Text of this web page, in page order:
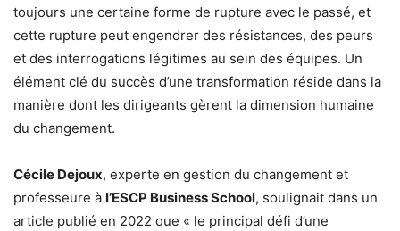
toujours une certaine forme de rupture avec le passé, et
cette rupture peut engendrer des résistances, des peurs
et des interrogations légitimes au sein des équipes. Un
élément clé du succès d’une transformation réside dans la
manière dont les dirigeants gèrent la dimension humaine
du changement.
Cécile Dejoux, experte en gestion du changement et
professeure à l’ESCP Business School, soulignait dans un
article publié en 2022 que « le principal défi d’une